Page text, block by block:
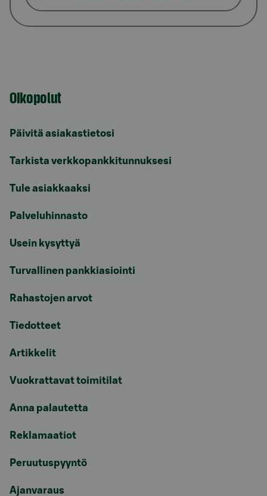
Oikopolut
Päivitä asiakastietosi
Tarkista verkkopankkitunnuksesi
Tule asiakkaaksi
Palveluhinnasto
Usein kysyttyä
Turvallinen pankkiasiointi
Rahastojen arvot
Tiedotteet
Artikkelit
Vuokrattavat toimitilat
Anna palautetta
Reklamaatiot
Peruutuspyyntö
Ajanvaraus